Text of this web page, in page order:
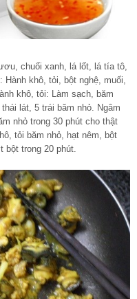
chuối xanh, lá lốt, lá tía tô,
khô, tỏi, bột nghệ, muối,
khô, tỏi: Làm sạch, băm
lát, 5 trái băm nhỏ. Ngâm
nhỏ trong 30 phút cho thật
tỏi băm nhỏ, hạt nêm, bột
trong 20 phút.